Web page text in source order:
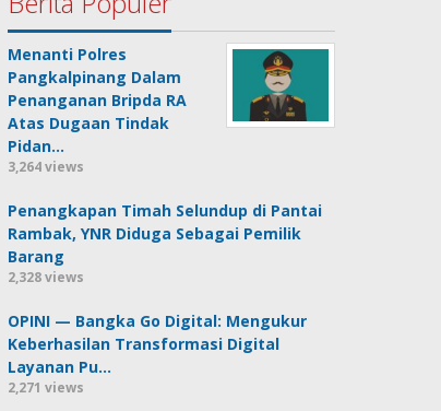
Menanti Polres
Pangkalpinang Dalam
Penanganan Bripda RA
Atas Dugaan Tindak
Pidan…
3,264 views
Penangkapan Timah Selundup di Pantai
Rambak, YNR Diduga Sebagai Pemilik
Barang
2,328 views
OPINI — Bangka Go Digital: Mengukur
Keberhasilan Transformasi Digital
Layanan Pu…
2,271 views